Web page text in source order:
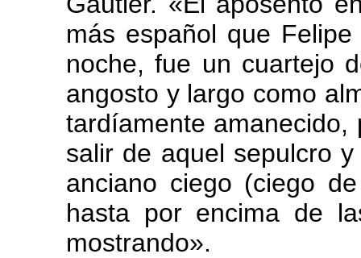
más español que
noche, fue un cuartejo
angosto y largo como
tardíamente
salir de aquel sepulcro
anciano ciego (ciego
hasta por encima de
mostrando».